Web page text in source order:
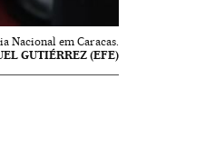
Nacional em Caracas.
GUTIÉRREZ (EFE)